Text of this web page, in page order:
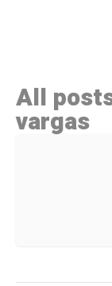
All
vargas